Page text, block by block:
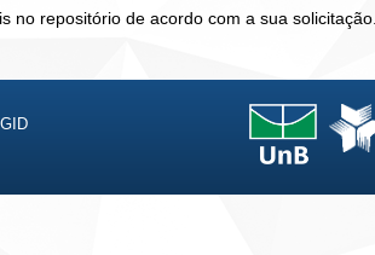
no repositório de acordo com a sua solicitação.